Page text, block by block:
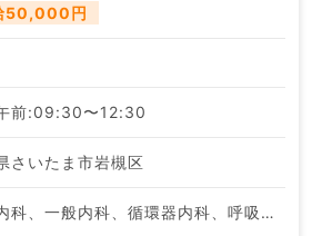
50,000円
前:09:30〜12:30
さいたま市岩槻区
神経内科、一般内科、循環器内科、呼吸器内科、消化器内科、内分泌・代謝内科、腎臓内科、老年内科、血液内科、膠原病科